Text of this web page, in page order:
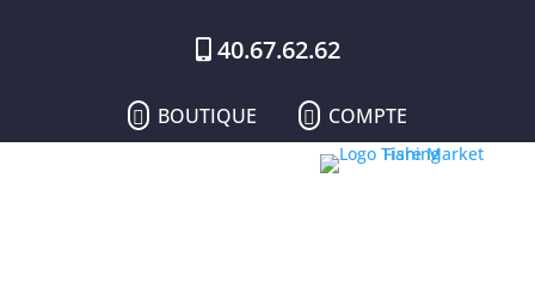
40.67.62.62
 BOUTIQUE  COMPTE